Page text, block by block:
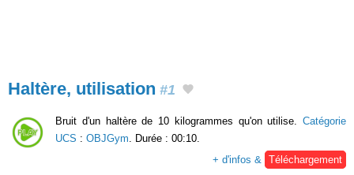
Haltère, utilisation #1
Bruit d'un haltère de 10 kilogrammes qu'on utilise. Catégorie
UCS : OBJGym . Durée : 00:10.
+ d'infos &
Téléchargement